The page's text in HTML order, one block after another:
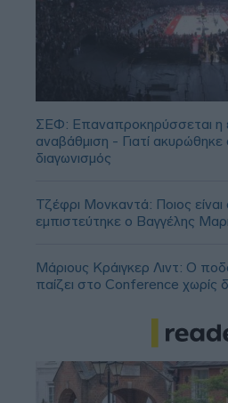
ΣΕΦ: Επαναπροκηρύσσεται η
αναβάθμιση - Γιατί
διαγωνισμός
Τζέφρι Μονκαντά: Ποιος
εμπιστεύτηκε ο Βαγγέλης
Μάριους Κράιγκερ Λιντ: Ο
παίζει στο Conference χωρίς